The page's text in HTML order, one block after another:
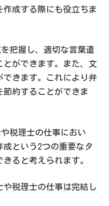
成する際にも役立ちま
把握し、適切な言葉遣
とができます。また、文
きます。これにより弁
約することができま
税理士の仕事におい
という2つの重要なタ
ると考えられます。
や税理士の仕事は完結し